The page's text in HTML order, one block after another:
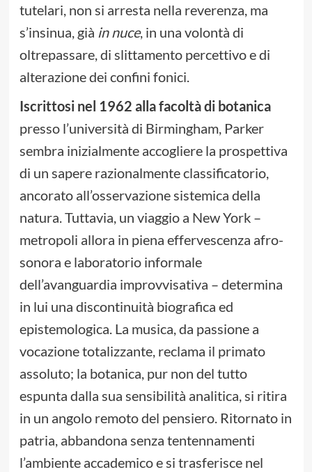
tutelari, non si arresta nella reverenza, ma
s’insinua, già in nuce, in una volontà di
oltrepassare, di slittamento percettivo e di
alterazione dei confini fonici.
Iscrittosi nel 1962 alla facoltà di botanica
presso l’università di Birmingham, Parker
sembra inizialmente accogliere la prospettiva
di un sapere razionalmente classificatorio,
ancorato all’osservazione sistemica della
natura. Tuttavia, un viaggio a New York –
metropoli allora in piena effervescenza afro-
sonora e laboratorio informale
dell’avanguardia improvvisativa – determina
in lui una discontinuità biografica ed
epistemologica. La musica, da passione a
vocazione totalizzante, reclama il primato
assoluto; la botanica, pur non del tutto
espunta dalla sua sensibilità analitica, si ritira
in un angolo remoto del pensiero. Ritornato in
patria, abbandona senza tentennamenti
l’ambiente accademico e si trasferisce nel